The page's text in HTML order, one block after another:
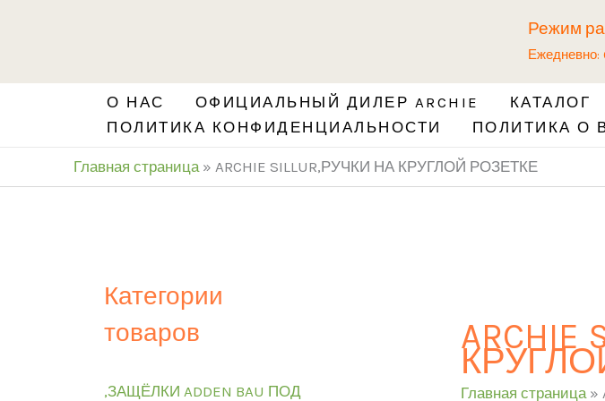
Режим
Ежедневно:
О НАС ОФИЦИАЛЬНЫЙ ДИЛЕР ARCHIE КАТАЛОГ
ПОЛИТИКА КОНФИДЕНЦИАЛЬНОСТИ
ПОЛИТИКА О
Главная страница » ARCHIE SILLUR,РУЧКИ НА КРУГЛОЙ РОЗЕТКЕ
Категории
товаров
,ЗАЩЁЛКИ ADDEN BAU ПОД
r
c
h
ARCHIE
Главная страница»